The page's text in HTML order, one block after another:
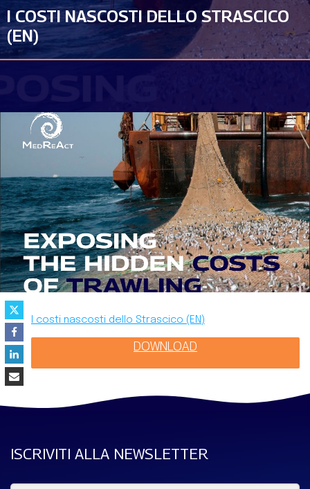
I COSTI NASCOSTI DELLO STRASCICO
(EN)
I costi nascosti dello Strascico (EN)
DOWNLOAD
ISCRIVITI ALLA NEWSLETTER